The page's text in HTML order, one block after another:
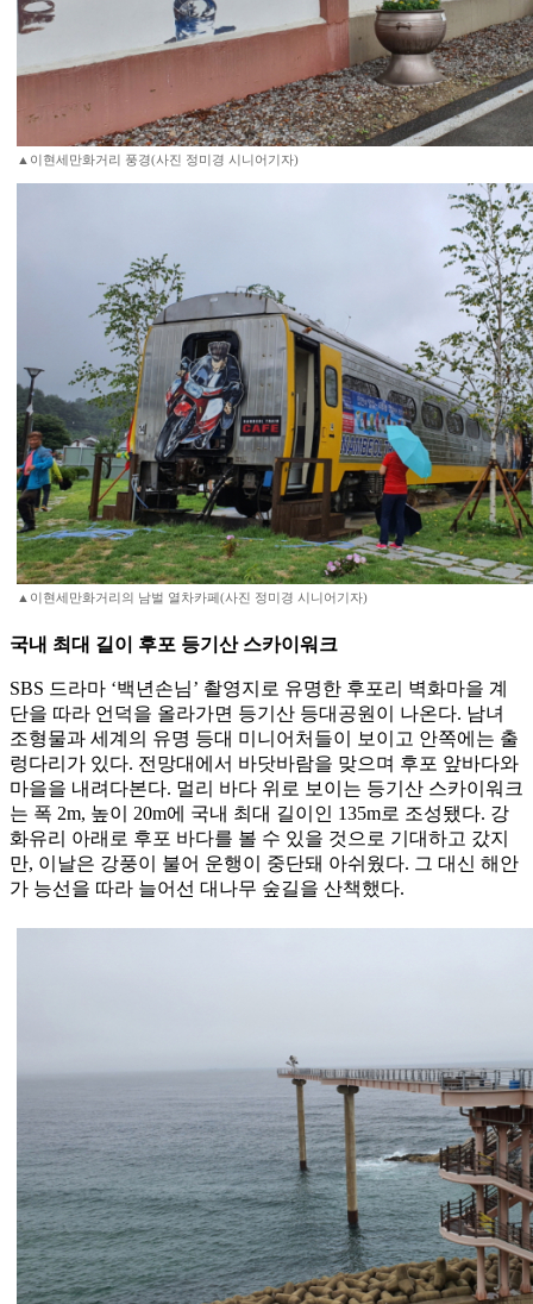
▲이현세만화거리 풍경(사진 정미경 시니어기자)
▲이현세만화거리의 남벌 열차카페(사진 정미경 시니어기자)
국내 최대 길이 후포 등기산 스카이워크
SBS 드라마 ‘백년손님’ 촬영지로 유명한 후포리 벽화마을 계
단을 따라 언덕을 올라가면 등기산 등대공원이 나온다. 남녀
조형물과 세계의 유명 등대 미니어처들이 보이고 안쪽에는 출
렁다리가 있다. 전망대에서 바닷바람을 맞으며 후포 앞바다와
마을을 내려다본다. 멀리 바다 위로 보이는 등기산 스카이워크
는 폭 2m, 높이 20m에 국내 최대 길이인 135m로 조성됐다. 강
화유리 아래로 후포 바다를 볼 수 있을 것으로 기대하고 갔지
만, 이날은 강풍이 불어 운행이 중단돼 아쉬웠다. 그 대신 해안
가 능선을 따라 늘어선 대나무 숲길을 산책했다.